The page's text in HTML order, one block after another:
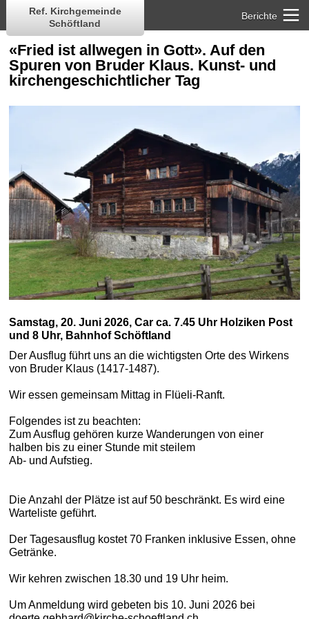
Ref. Kirchgemeinde
Schöftland
Berichte
«Fried ist allwegen in Gott». Auf den
Spuren von Bruder Klaus. Kunst- und
kirchengeschichtlicher Tag
Samstag, 20. Juni 2026, Car ca. 7.45 Uhr Holziken Post
und 8 Uhr, Bahnhof Schöftland
Der Ausflug führt uns an die wichtigsten Orte des Wirkens
von Bruder Klaus (1417-1487).
Wir essen gemeinsam Mittag in Flüeli-Ranft.
Folgendes ist zu beachten:
Zum Ausflug gehören kurze Wanderungen von einer
halben bis zu einer Stunde mit steilem
Ab- und Aufstieg.
Die Anzahl der Plätze ist auf 50 beschränkt. Es wird eine
Warteliste geführt.
Der Tagesausflug kostet 70 Franken inklusive Essen, ohne
Getränke.
Wir kehren zwischen 18.30 und 19 Uhr heim.
UmAnmeldung wird gebeten bis 10. Juni 2026 bei